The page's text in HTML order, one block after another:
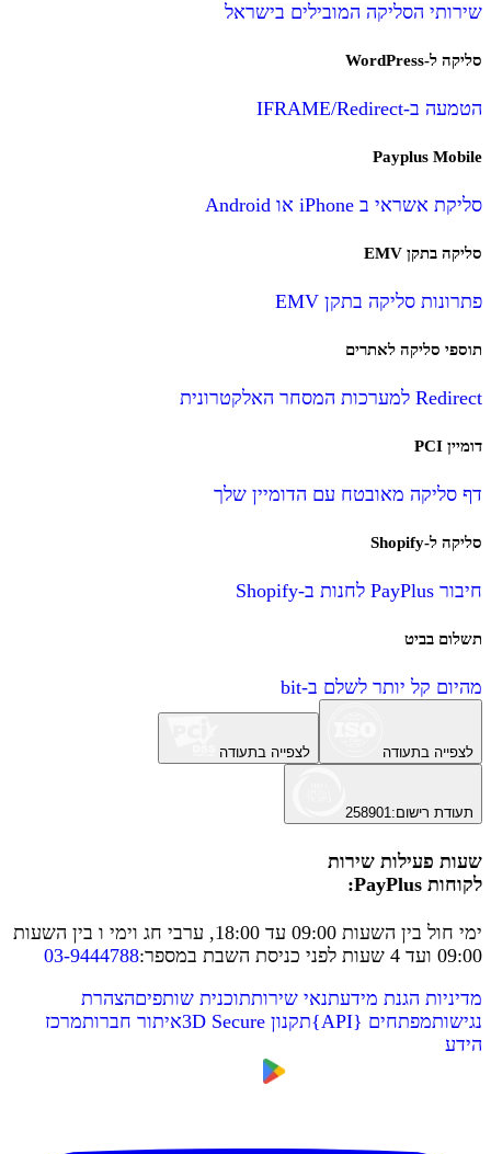
שירותי הסליקה המובילים בישראל
סליקה ל-WordPress
הטמעה ב-IFRAME/Redirect
Payplus Mobile
סליקת אשראי ב iPhone או Android
סליקה בתקן EMV
פתרונות סליקה בתקן EMV
תוספי סליקה לאתרים
Redirect למערכות המסחר האלקטרונית
דומיין PCI
דף סליקה מאובטח עם הדומיין שלך
סליקה ל-Shopify
חיבור PayPlus לחנות ב-Shopify
תשלום בביט
מהיום קל יותר לשלם ב-bit
לצפייה בתעודה לצפייה בתעודה
תעודת רישום:
258901
שעות פעילות שירות
לקוחות PayPlus:
ימי חול בין השעות 09:00 עד 18:00, ערבי חג וימי ו בין השעות
09:00 ועד 4 שעות לפני כניסת השבת במספר
:
03-9444788
מדיניות הגנת מידעתנאי שירותתוכנית שותפיםהצהרת
נגישותמפתחים {
API
}תקנון 3D Secure איתור חברותמרכז
הידע